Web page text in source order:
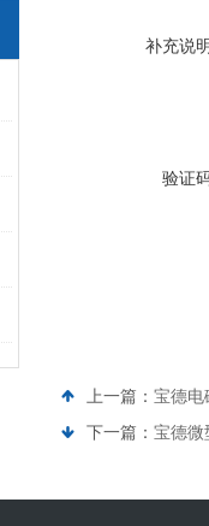
补充说
验证
上一篇： 宝德电
下一篇： 宝德微